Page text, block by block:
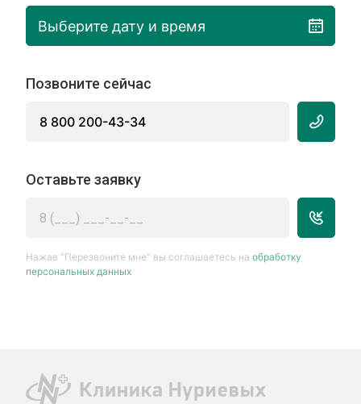
Выберите дату и время
Позвоните сейчас
8 800 200-43-34
Оставьте заявку
Нажав “Перезвоните мне” вы соглашаетесь наобработку
персональных данных